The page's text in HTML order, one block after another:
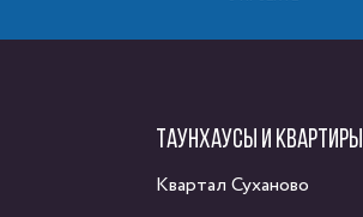
ТАУНХАУСЫ И КВАРТИРЫ
Квартал Суханово